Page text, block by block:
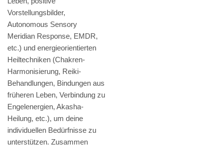
Vorstellungsbilder,
Autonomous Sensory
Meridian Response, EMDR,
etc.) und energieorientierten
Heiltechniken (Chakren-
Harmonisierung, Reiki-
Behandlungen, Bindungen aus
früheren Leben, Verbindung zu
Engelenergien, Akasha-
Heilung, etc.), um deine
individuellen Bedürfnisse zu
unterstützen. Zusammen